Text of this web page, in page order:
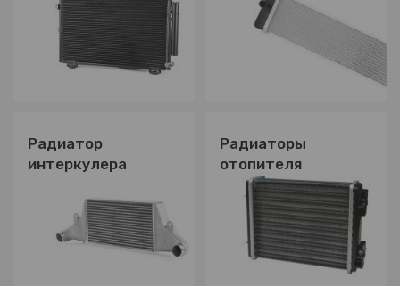
Радиатор
интеркулера
Радиаторы
отопителя